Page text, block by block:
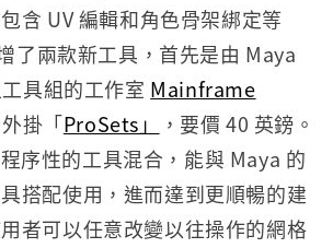
含 UV 編輯和角色骨架綁定等
了兩款新工具，首先是由 Maya
具組的工作室 Mainframe
掛「ProSets」
，要價 40 英鎊。
序性的工具混合，能與 Maya 的
搭配使用，進而達到更順暢的建
者可以任意改變以往操作的網格